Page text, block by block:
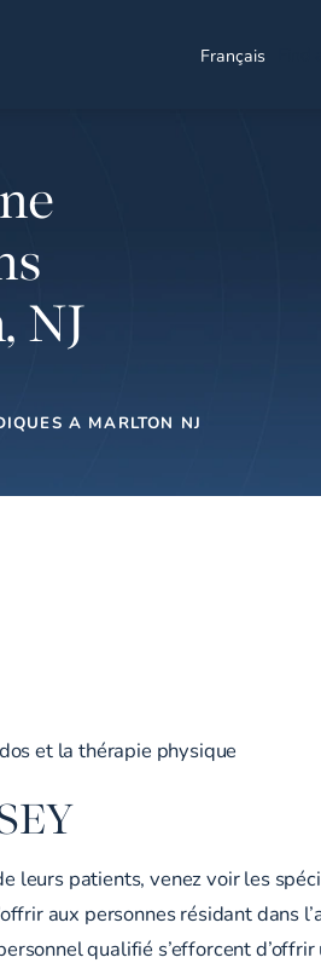
Français
NJ
A MARLTON NJ
et la thérapie physique
leurs patients, venez voir les
aux personnes résidant dans
qualifié s’efforcent